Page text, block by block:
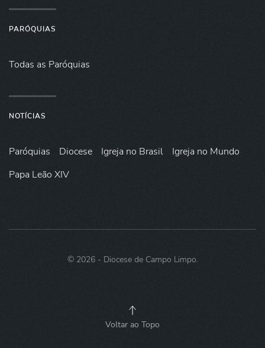
PARÓQUIAS
Todas as Paróquias
NOTÍCIAS
Paróquias Diocese Igreja no Brasil
Igreja no Mundo
Papa Leão XIV
© 2026- Diocese de Campo Limpo.
Voltar ao Topo